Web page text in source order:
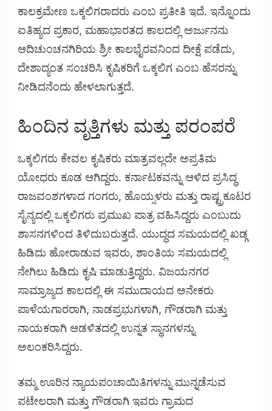
ಕಾಲಕ್ರಮೇಣ ಒಕ್ಕಲಿಗರಾದರು ಎಂಬ ಪ್ರತೀತಿ ಇದೆ. ಇನ್ನೊಂದು
ಐತಿಹ್ಯದ ಪ್ರಕಾರ, ಮಹಾಭಾರತದ ಕಾಲದಲ್ಲಿ ಅರ್ಜುನನು
ಆದಿಚುಂಚನಗಿರಿಯ ಶ್ರೀ ಕಾಲಭೈರವನಿಂದ ದೀಕ್ಷೆ ಪಡೆದು,
ದೇಶಾದ್ಯಂತ ಸಂಚರಿಸಿ ಕೃಷಿಕರಿಗೆ ಒಕ್ಕಲಿಗ ಎಂಬ ಹೆಸರನ್ನು
ನೀಡಿದನೆಂದು ಹೇಳಲಾಗುತ್ತದೆ.
ಹಿಂದಿನ ವೃತ್ತಿಗಳು ಮತ್ತು ಪರಂಪರೆ
ಒಕ್ಕಲಿಗರು ಕೇವಲ ಕೃಷಿಕರು ಮಾತ್ರವಲ್ಲದೇ ಅಪ್ರತಿಮ
ಯೋಧರು ಕೂಡ ಆಗಿದ್ದರು. ಕರ್ನಾಟಕವನ್ನು ಆಳಿದ ಪ್ರಸಿದ್ಧ
ರಾಜವಂಶಗಳಾದ ಗಂಗರು, ಹೊಯ್ಸಳರು ಮತ್ತು ರಾಷ್ಟ್ರಕೂಟರ
ಸೈನ್ಯದಲ್ಲಿ ಒಕ್ಕಲಿಗರು ಪ್ರಮುಖ ಪಾತ್ರ ವಹಿಸಿದ್ದರು ಎಂಬುದು
ಶಾಸನಗಳಿಂದ ತಿಳಿದುಬರುತ್ತದೆ. ಯುದ್ಧದ ಸಮಯದಲ್ಲಿ ಖಡ್ಗ
ಹಿಡಿದು ಹೋರಾಡುವ ಇವರು, ಶಾಂತಿಯ ಸಮಯದಲ್ಲಿ
ನೇಗಿಲು ಹಿಡಿದು ಕೃಷಿ ಮಾಡುತ್ತಿದ್ದರು. ವಿಜಯನಗರ
ಸಾಮ್ರಾಜ್ಯದ ಕಾಲದಲ್ಲಿ ಈ ಸಮುದಾಯದ ಅನೇಕರು
ಪಾಳೆಯಗಾರರಾಗಿ, ನಾಡಪ್ರಭುಗಳಾಗಿ, ಗೌಡರಾಗಿ ಮತ್ತು
ನಾಯಕರಾಗಿ ಆಡಳಿತದಲ್ಲಿ ಉನ್ನತ ಸ್ಥಾನಗಳನ್ನು
ಅಲಂಕರಿಸಿದ್ದರು.
ತಮ್ಮ ಊರಿನ ನ್ಯಾಯಪಂಚಾಯಿತಿಗಳನ್ನು ಮುನ್ನಡೆಸುವ
ಪಟೇಲರಾಗಿ ಮತ್ತು ಗೌಡರಾಗಿ ಇವರು ಗ್ರಾಮದ